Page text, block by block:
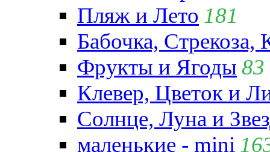
Пляж и Лето 181
Бабочка,
Фрукты и Ягоды 83
Клевер, Цветок и
Солнце, Луна и
маленькие - mini